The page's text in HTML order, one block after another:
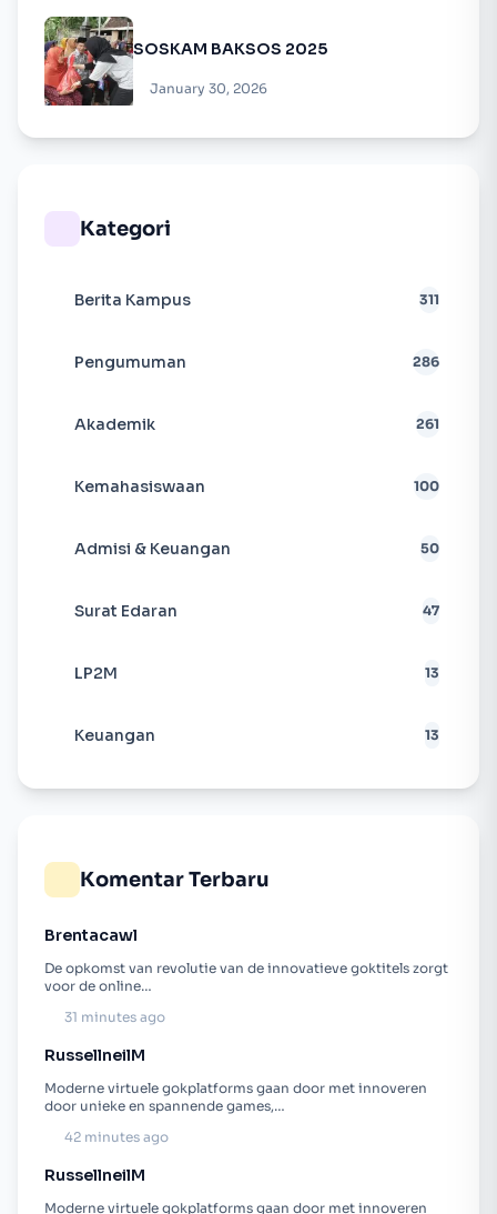
SOSKAM BAKSOS 2025
January 30, 2026
Kategori
Berita Kampus 311
Pengumuman 286
Akademik 261
Kemahasiswaan 100
Admisi & Keuangan 50
Surat Edaran 47
LP2M 13
Keuangan 13
Komentar Terbaru
Brentacawl
De opkomst van revolutie van de innovatieve goktitels zorgt
voor de online…
31 minutes ago
RussellneilM
Moderne virtuele gokplatforms gaan door met innoveren
door unieke en spannende games,…
42 minutes ago
RussellneilM
Moderne virtuele gokplatforms gaan door met innoveren